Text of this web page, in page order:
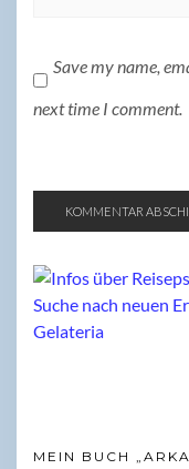
Save my name,
next time I comment.
MEIN BUCH